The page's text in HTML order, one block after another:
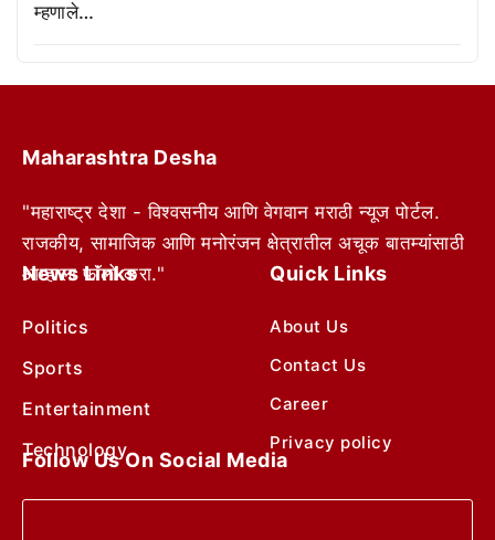
म्हणाले…
Maharashtra Desha
"महाराष्ट्र देशा - विश्वसनीय आणि वेगवान मराठी न्यूज पोर्टल.
राजकीय, सामाजिक आणि मनोरंजन क्षेत्रातील अचूक बातम्यांसाठी
आम्हाला फॉलो करा."
News Links
Politics
Sports
Entertainment
Technology
Quick Links
About Us
Contact Us
Career
Privacy policy
Follow Us On Social Media